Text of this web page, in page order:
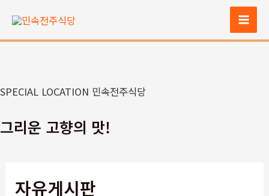
츠
너
기
Main
SPECIAL LOCATION 민속전주식당
그리운 고향의 맛!
자유게시판